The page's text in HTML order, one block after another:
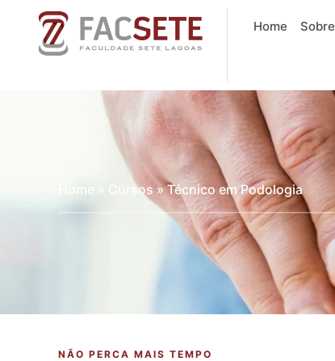
Home Sobre
Home » Cursos »Técnico em Podologia
NÃO PERCA MAIS TEMPO